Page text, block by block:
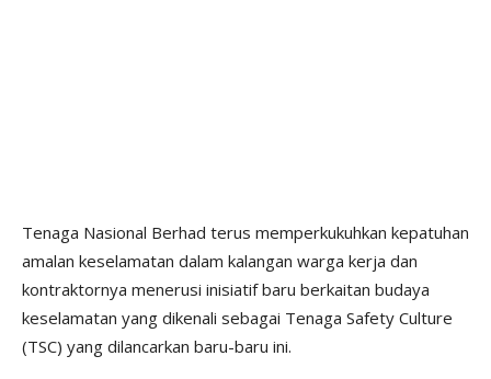
Tenaga Nasional Berhad terus memperkukuhkan kepatuhan
amalan keselamatan dalam kalangan warga kerja dan
kontraktornya menerusi inisiatif baru berkaitan budaya
keselamatan yang dikenali sebagai Tenaga Safety Culture
(TSC) yang dilancarkan baru-baru ini.